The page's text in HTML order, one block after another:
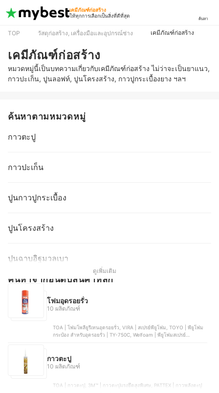
เคมีภัณฑ์ก่อสร้าง
ให้ทุกการเลือกเป็นสิ่งที่ดีที่สุด
ค้นหา
TOP วัสดุก่อสร้าง, เครื่องมือและอุปกรณ์ช่าง เคมีภัณฑ์ก่อสร้าง
เคมีภัณฑ์ก่อสร้าง
หมวดหมู่นี้เป็นบทความเกี่ยวกับเคมีภัณฑ์ก่อสร้าง ไม่ว่าจะเป็นยาแนว,
กาวปะเก็น, ปูนลอฟท์, ปูนโครงสร้าง, กาวปูกระเบื้องยาง ฯลฯ
ค้นหาตามหมวดหมู่
กาวตะปู
กาวปะเก็น
ปูนกาวปูกระเบื้อง
ปูนโครงสร้าง
ปูนฉาบอิฐมวลเบา
ดูเพิ่มเติม
ค้นหาจากอันดับสินค้าหลัก
โฟมอุดรอยรั่ว
10 ผลิตภัณฑ์
TOA | โฟมโพลียูรีเทนอุดรอยรั่ว, VIRA | สเปรย์พียูโฟม, TOYO | พียูโฟม
กระป๋อง สำหรับอุดรอยรั่ว | TY-750C, Welfoam | พียูโฟมสเปรย์
กาวตะปู
10 ผลิตภัณฑ์
TOA | กาวตะปู, 3M™ | กาวตะปูแรงยึดสูงพิเศษ, PATTEX | กาวพลังตะปู